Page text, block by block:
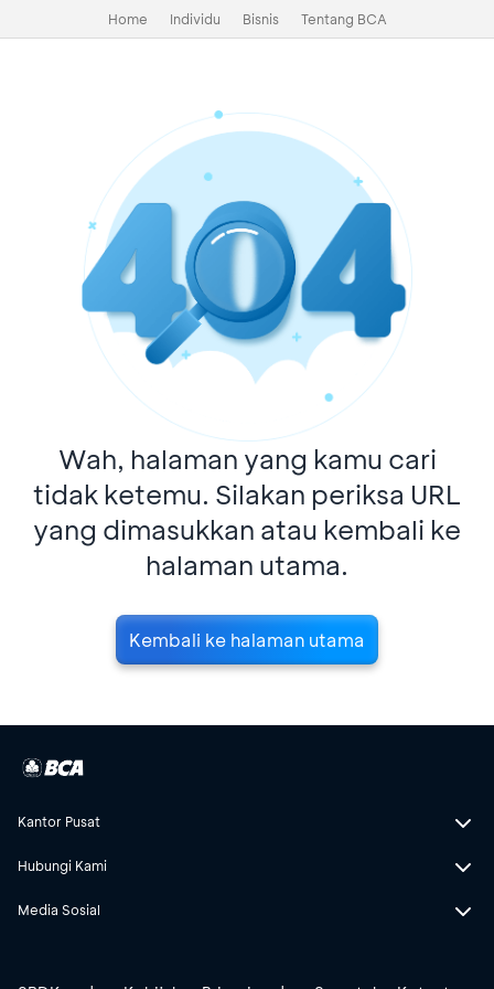
Home Individu Bisnis Tentang BCA
Wah, halaman yang kamu cari
tidak ketemu. Silakan periksa URL
yang dimasukkan atau kembali ke
halaman utama.
Kembali ke halaman utama
Kantor Pusat
Hubungi Kami
Media Sosial